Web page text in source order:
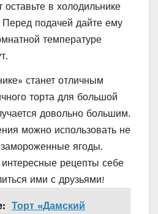
оставьте в холодильнике
подачей дайте ему
температуре
станет отличным
торта для большой
довольно большим.
можно использовать не
ягоды.
рецепты себе
ими с друзьями!
Торт «Дамский